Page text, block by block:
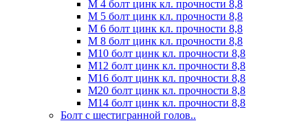
М 4 болт цинк кл. прочности 8,8
М 5 болт цинк кл. прочности 8,8
М 6 болт цинк кл. прочности 8,8
М 8 болт цинк кл. прочности 8,8
М10 болт цинк кл. прочности 8,8
М12 болт цинк кл. прочности 8,8
М16 болт цинк кл. прочности 8,8
М20 болт цинк кл. прочности 8,8
М14 болт цинк кл. прочности 8,8
Болт с шестигранной голов..